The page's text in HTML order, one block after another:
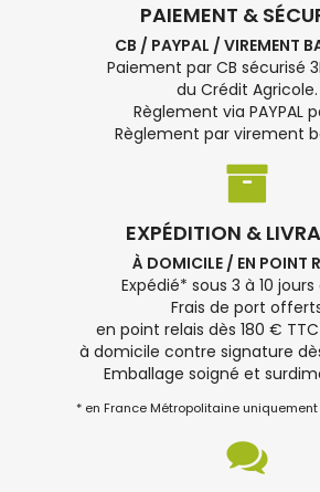
PAIEMENT &
CB / PAYPAL / VIREMENT
Paiement par CB sécurisé
du Crédit Agricole.
Règlement via PAYPAL
Règlement par virement
EXPÉDITION &
À DOMICILE / EN POINT
Expédié* sous 3 à 10 jours
Frais de port
en point relais dès 180 €
à domicile contre signature
Emballage soigné et
* en France Métropolitaine